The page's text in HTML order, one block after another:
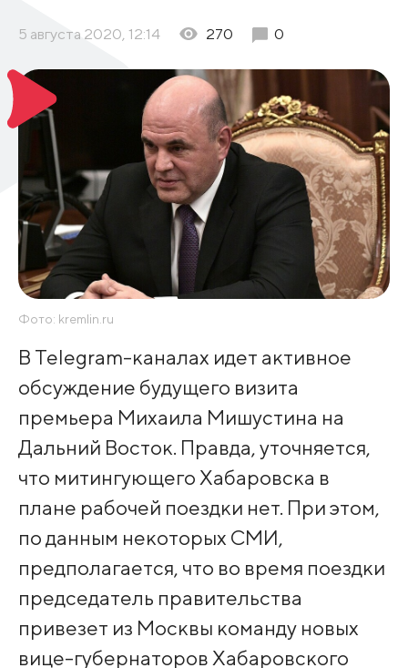
5 августа 2020, 12:14 270 0
Фото: kremlin.ru
В Telegram-каналах идет активное
обсуждение будущего визита
премьера Михаила Мишустина на
Дальний Восток. Правда, уточняется,
что митингующего Хабаровска в
плане рабочей поездки нет. При этом,
по данным некоторых СМИ,
предполагается, что во время поездки
председатель правительства
привезет из Москвы команду новых
вице-губернаторов Хабаровского